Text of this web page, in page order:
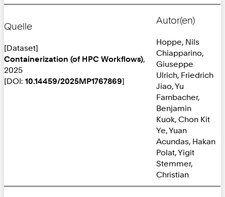
Quelle
[Dataset]
Containerization (of HPC Workflows),
2025
[DOI: 10.14459/2025MP1767869]
Autor(en)
Hoppe, Nils
Chiapparino,
Giuseppe
Ulrich, Friedrich
Jiao, Yu
Farnbacher,
Benjamin
Kuok, Chon Kit
Ye, Yuan
Acundas, Hakan
Polat, Yigit
Stemmer,
Christian